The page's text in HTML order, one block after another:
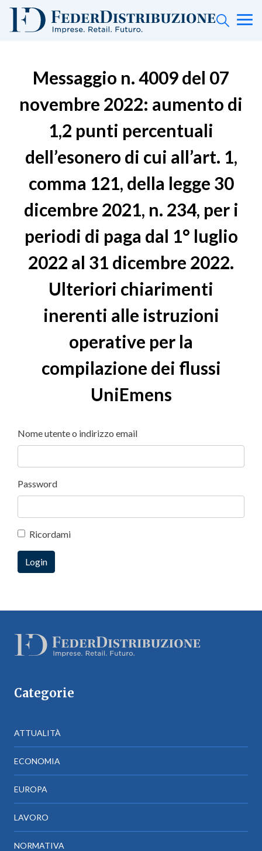
Messaggio n. 4009 del 07
novembre 2022: aumento di
1,2 punti percentuali
dell’esonero di cui all’art. 1,
comma 121, della legge 30
dicembre 2021, n. 234, per i
periodi di paga dal 1° luglio
2022 al 31 dicembre 2022.
Ulteriori chiarimenti
inerenti alle istruzioni
operative per la
compilazione dei flussi
UniEmens
Nome utente o indirizzo email
Password
Ricordami
Categorie
ATTUALITÀ
ECONOMIA
EUROPA
LAVORO
NORMATIVA